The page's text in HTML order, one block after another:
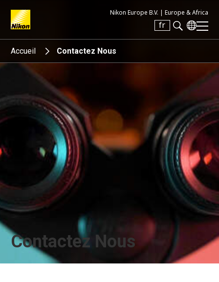
Nikon Europe B.V. | Europe & Africa
fr
Search keyword(s)
Accueil Contactez Nous
Contactez Nous